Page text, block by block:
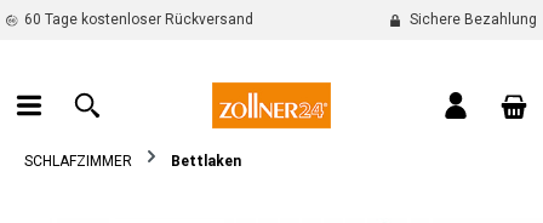
springen
60 Tage kostenloser Rückversand Sichere Bezahlung
SCHLAFZIMMER Bettlaken